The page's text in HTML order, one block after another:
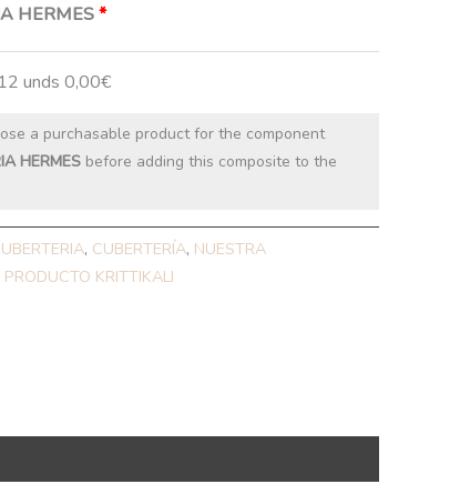
HERMES
unds 0,00€
a purchasable product for the component
HERMESbefore adding this composite to the
, CUBERTERÍA, NUESTRA
PRODUCTO KRITTIKALI